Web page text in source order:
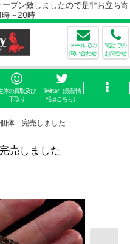
致しましたので是非お立ち寄
～20時
メールでの
問い合わせ
電話での
お問合せ
体の買取及び
下取り
Twitter（最新情
報はこちら）
体 完売しました
売しました